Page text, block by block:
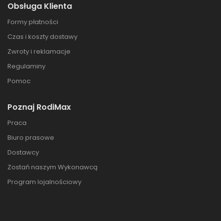
Obsługa Klienta
Formy płatności
Czas i koszty dostawy
Zwroty i reklamacje
Regulaminy
Pomoc
Poznaj RodiMax
Praca
Biuro prasowe
Dostawcy
Zostań naszym Wykonawcą
Program lojalnościowy